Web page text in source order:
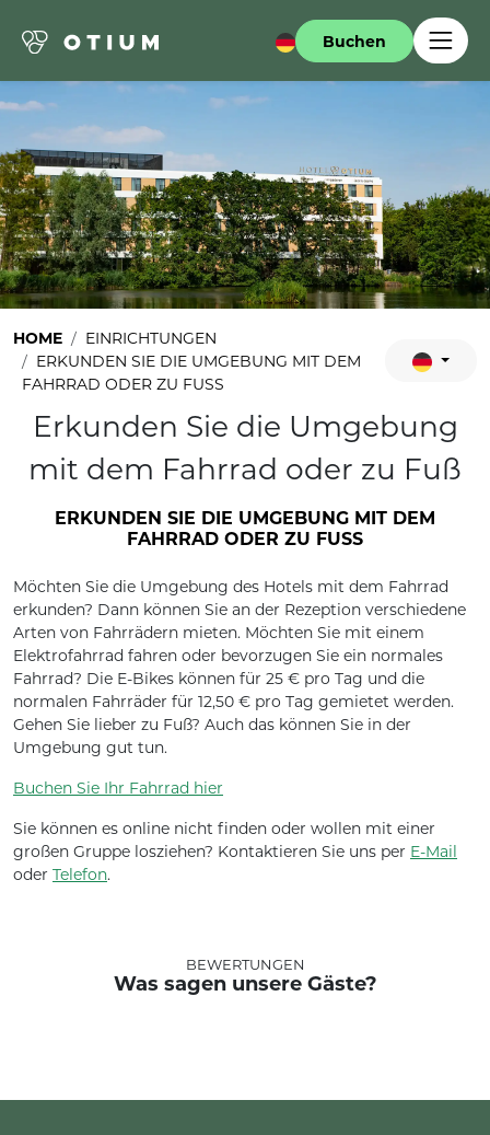
Buchen
HOME
EINRICHTUNGEN
ERKUNDEN SIE DIE UMGEBUNG MIT DEM
FAHRRAD ODER ZU FUSS
Erkunden Sie die Umgebung
mit dem Fahrrad oder zu Fuß
ERKUNDEN SIE DIE UMGEBUNG MIT DEM
FAHRRAD ODER ZU FUSS
Möchten Sie die Umgebung des Hotels mit dem Fahrrad
erkunden? Dann können Sie an der Rezeption verschiedene
Arten von Fahrrädern mieten. Möchten Sie mit einem
Elektrofahrrad fahren oder bevorzugen Sie ein normales
Fahrrad? Die E-Bikes können für 25 € pro Tag und die
normalen Fahrräder für 12,50 € pro Tag gemietet werden.
Gehen Sie lieber zu Fuß? Auch das können Sie in der
Umgebung gut tun.
Buchen Sie Ihr Fahrrad hier
Sie können es online nicht finden oder wollen mit einer
großen Gruppe losziehen? Kontaktieren Sie uns per E-Mail
oder Telefon.
BEWERTUNGEN
Was sagen unsere Gäste?